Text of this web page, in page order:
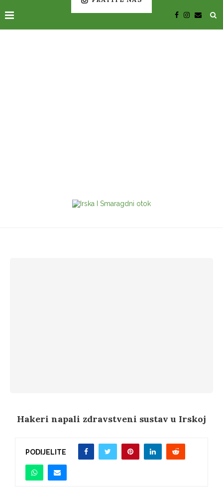
Hakeri napali zdravstveni sustav u Irskoj
PODIJELITE